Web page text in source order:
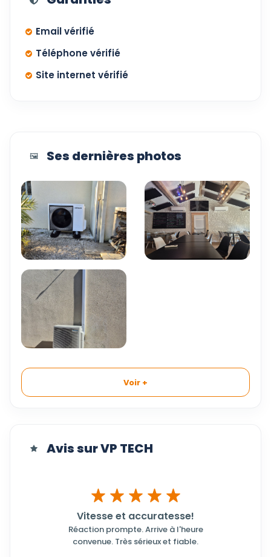
Email vérifié
Téléphone vérifié
Site internet vérifié
🖼️ Ses dernières photos
Voir +
Avis sur VP TECH
Vitesse et accuratesse!
Réaction prompte. Arrive à l'heure
convenue. Très sérieux et fiable.